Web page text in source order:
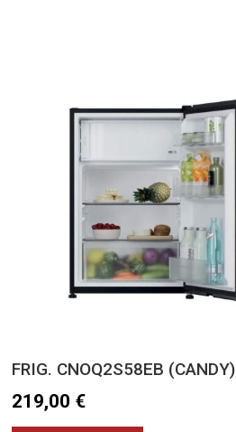
FRIG. CNOQ2S58EB (CANDY)
219,00 €